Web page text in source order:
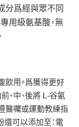
分爲經與眾不同
用級氨基酸，無
飲用。爲獲得更好
、中、後將 L-谷氨
醫囑或運動教練指
還可以添加至：電